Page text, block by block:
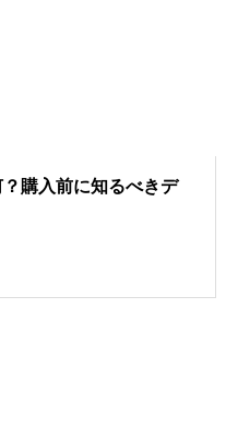
購入前に知るべきデ